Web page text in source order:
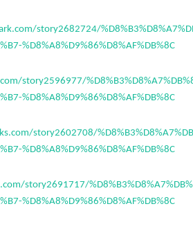
story2682724/
%D8%A8%D9%86%D8%AF%DB%8C
story2596977/
%D8%A8%D9%86%D8%AF%DB%8C
story2602708/
%D8%A8%D9%86%D8%AF%DB%8C
story2691717/
%D8%A8%D9%86%D8%AF%DB%8C